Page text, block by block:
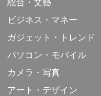
総合・文藝
ビジネス・マネー
ガジェット・トレンド
パソコン・モバイル
カメラ・写真
アート・デザイン